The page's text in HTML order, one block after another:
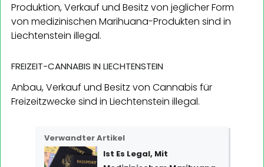
Produktion, Verkauf und Besitz von jeglicher Form
von medizinischen Marihuana-Produkten sind in
Liechtenstein illegal.
FREIZEIT-CANNABIS IN LIECHTENSTEIN
Anbau, Verkauf und Besitz von Cannabis für
Freizeitzwecke sind in Liechtenstein illegal.
Verwandter Artikel
Ist Es Legal, Mit